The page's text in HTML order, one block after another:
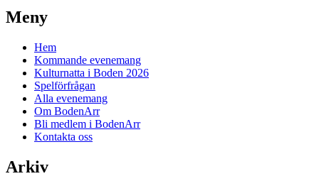
Meny
Hem
Kommande evenemang
Kulturnatta i Boden 2026
Spelförfrågan
Alla evenemang
Om BodenArr
Bli medlem i BodenArr
Kontakta oss
Arkiv